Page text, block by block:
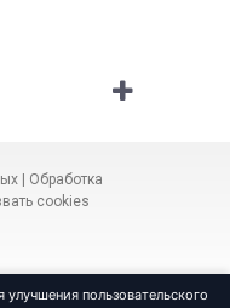
| Обработка
cookies
пользовательского